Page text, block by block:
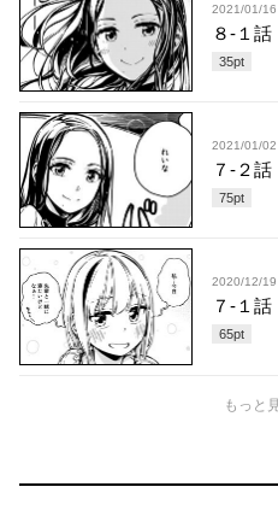
2021/01/16
８-１
35pt
2021/01/02
７-２
75pt
2020/12/19
７-１
65pt
もっと